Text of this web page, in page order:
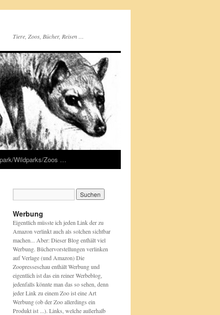
Tiere, Zoos, Bücher, Reisen …
Wildparks/Zoos …
Werbung
Eigentlich müsste ich jeden Link der zu
Amazon verlinkt auch als solchen sichtbar
machen... Aber: Dieser Blog enthält viel
Werbung. Büchervorstellungen verlinken
auf Verlage (und Amazon) Die
Zoopresseschau enthält Werbung und
eigentlich ist das ein reiner Werbeblog,
jedenfalls könnte man das so sehen, denn
jeder Link zu einem Zoo ist eine Art
Werbung (ob der Zoo allerdings ein
Produkt ist ...). Links, welche außerhalb